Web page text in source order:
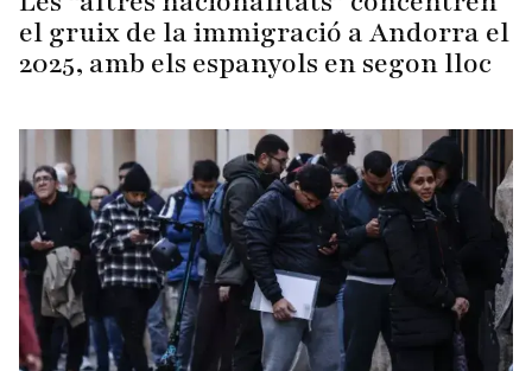
el gruix de la immigració a Andorra el
2025, amb els espanyols en segon lloc